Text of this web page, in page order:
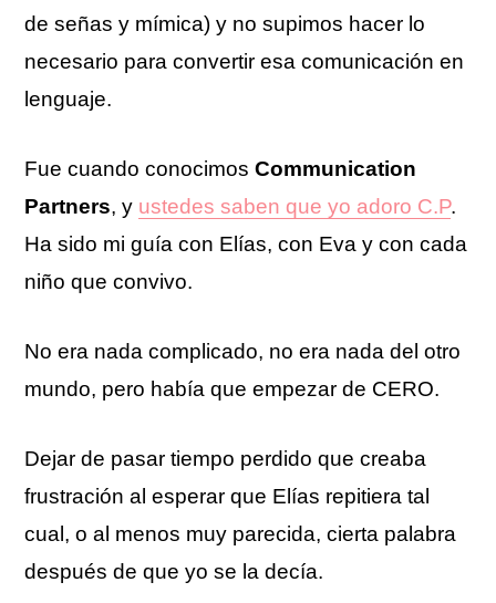
de señas y mímica) y no supimos hacer lo
necesario para convertir esa comunicación en
lenguaje.
Fue cuando conocimosCommunication
Partners, y ustedes saben que yo adoro C.P.
Ha sido mi guía con Elías, con Eva y con cada
niño que convivo.
No era nada complicado, no era nada del otro
mundo, pero había que empezar de CERO.
Dejar de pasar tiempo perdido que creaba
frustración al esperar que Elías repitiera tal
cual, o al menos muy parecida, cierta palabra
después de que yo se la decía.